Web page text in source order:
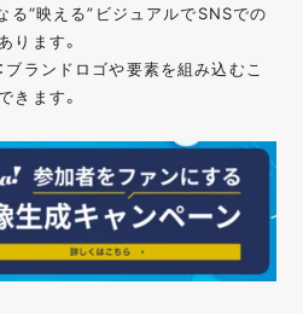
る“映える”ビジュアルでSNSでの
ります。
：ブランドロゴや要素を組み込むこ
きます。